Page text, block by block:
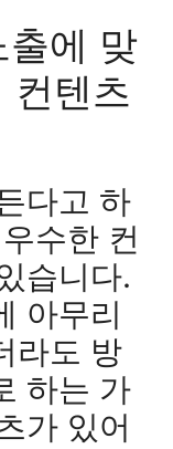
에 맞
컨텐츠
다고 하
수한 컨
습니다.
아무리
라도 방
하는 가
가 있어